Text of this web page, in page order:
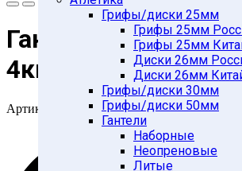
Грифы/диски 25мм
Грифы 25мм
Грифы 25мм
Диски 26мм
Диски 26мм
Грифы/диски 30мм
Грифы/диски 50мм
Гантели
Наборные
Неопреновые
Литые
Гантель (корпус
4кг/шт, серебро
Артикул: 28266778